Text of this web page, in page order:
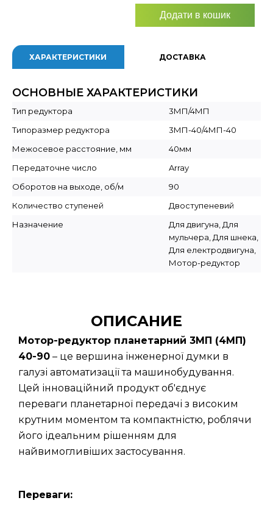
Додати в кошик
ХАРАКТЕРИСТИКИ ДОСТАВКА
ОСНОВНЫЕ ХАРАКТЕРИСТИКИ
Тип редуктора
3МП/4МП
Типоразмер редуктора
3МП-40/4МП-40
Межосевое расстояние, мм
40мм
Передаточне число
Array
Оборотов на выходе, об/м
90
Количество ступеней
Двоступеневий
Назначение
Для двигуна, Для
мульчера, Для шнека,
Для електродвигуна,
Мотор-редуктор
ОПИСАНИЕ
Мотор-редуктор планетарний 3МП (4МП)
40-90 – це вершина інженерної думки в
галузі автоматизації та машинобудування.
Цей інноваційний продукт об'єднує
переваги планетарної передачі з високим
крутним моментом та компактністю, роблячи
його ідеальним рішенням для
найвимогливіших застосування.
Переваги: